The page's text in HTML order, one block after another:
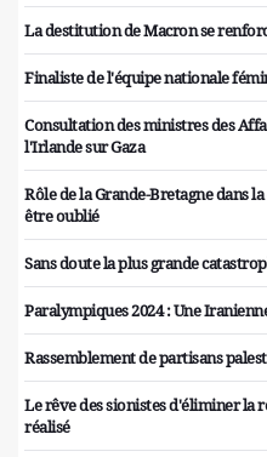
La destitution de Macron se
Finaliste de l'équipe nationale
Consultation des ministres des
l'Irlande sur Gaza
Rôle de la Grande-Bretagne dans
être oublié
Sans doute la plus grande
Paralympiques 2024 : Une
Rassemblement de partisans
Le rêve des sionistes d'éliminer la
réalisé